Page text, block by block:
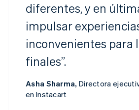
diferentes, y en
impulsar
inconvenientes para
finales”.
Asha Sharma, Directora
en Instacart